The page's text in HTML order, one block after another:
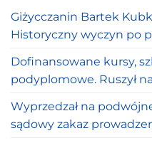
Giżycczanin Bartek
Historyczny wyczyn po
Dofinansowane kursy,
podyplomowe. Ruszył
Wyprzedzał na
sądowy zakaz